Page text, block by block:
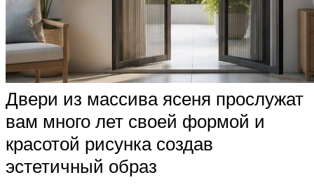
Двери из массива ясеня прослужат
вам много лет своей формой и
красотой рисунка создав
эстетичный образ